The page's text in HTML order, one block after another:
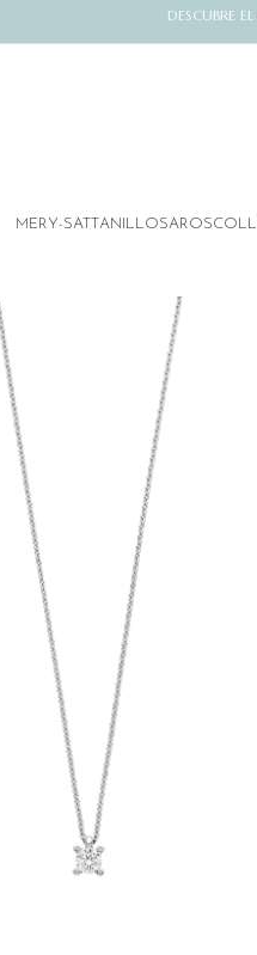
DESCUBRE
MERY-SATTANILLOSAROS